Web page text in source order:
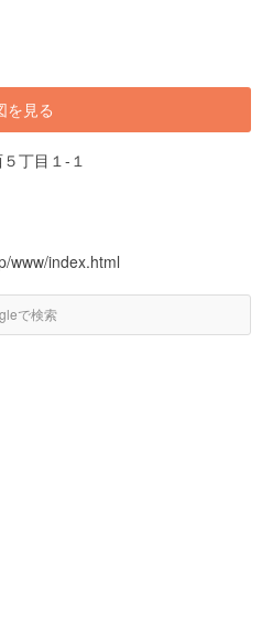
を見る
丁目１-１
www/index.html
で検索